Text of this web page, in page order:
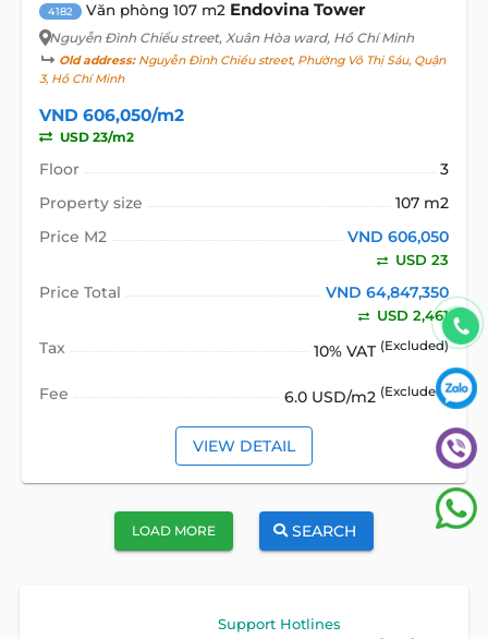
4182 Văn phòng 107 m2 Endovina Tower
Nguyễn Đình Chiểu street, Xuân Hòa ward, Hồ Chí Minh
Old address:Nguyễn Đình Chiểu street, Phường Võ Thị Sáu, Quận
3, Hồ Chí Minh
VND 606,050/m2
USD 23/m2
Floor
3
Property size
107 m2
Price M2
VND 606,050
USD 23
Price Total VND 64,847,350
USD 2,461
Tax 10% VAT (Excluded)
Fee 6.0 USD/m2 (Excluded)
VIEW DETAIL
LOAD MORE SEARCH
Support Hotlines